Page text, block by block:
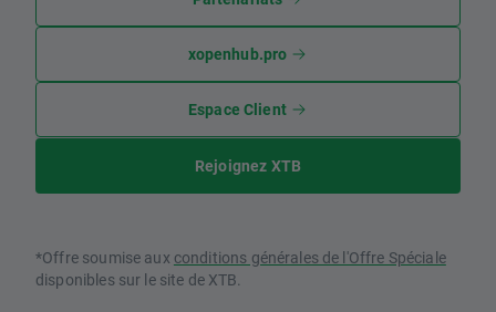
xopenhub.pro
Espace Client
Rejoignez XTB
*Offre soumise aux conditions générales de l'Offre Spéciale
disponibles sur le site de XTB.